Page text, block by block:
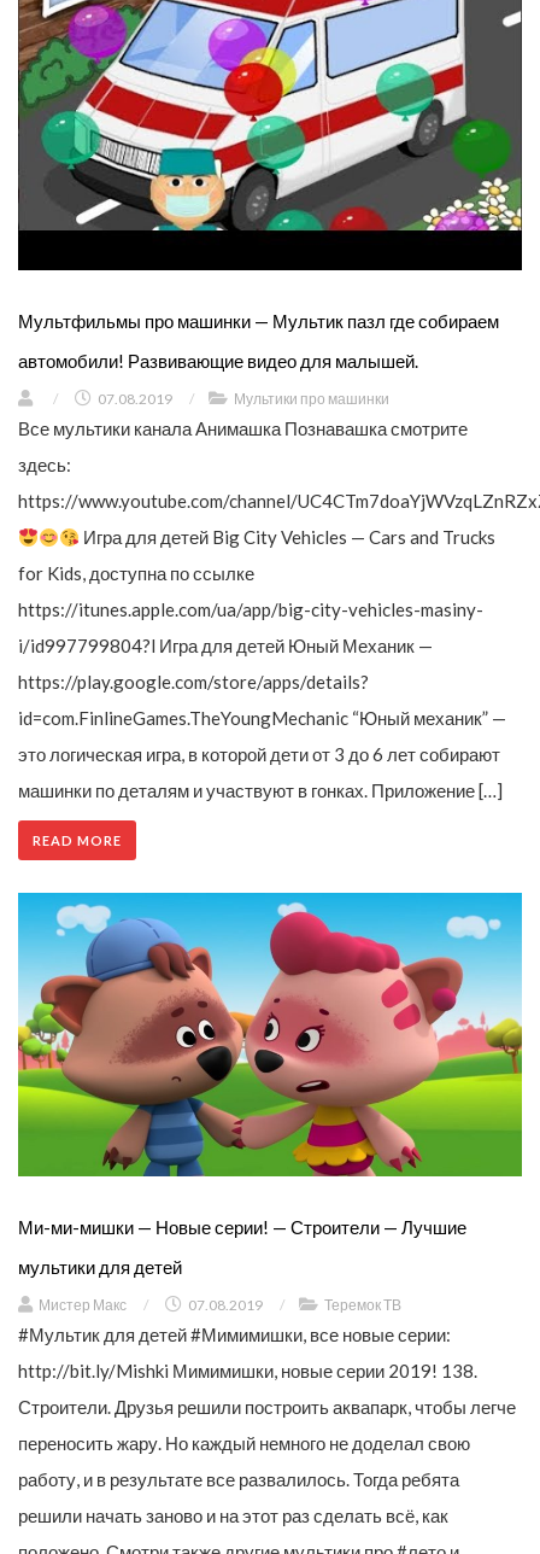
Мультфильмы про машинки — Мультик пазл где собираем
автомобили! Развивающие видео для малышей.
/ 07.08.2019 / Мультики про машинки
Все мультики канала Анимашка Познавашка смотрите
здесь:
https://www.youtube.com/channel/
Игра для детей Big City Vehicles — Cars and Trucks
for Kids, доступна по ссылке
https://itunes.apple.com/ua/app/big-city-vehicles-masiny-
i/id997799804?l Игра для детей Юный Механик —
https://play.google.com/store/apps/details?
id=com.FinlineGames.TheYoungMechanic “Юный механик” —
это логическая игра, в которой дети от 3 до 6 лет собирают
машинки по деталям и участвуют в гонках. Приложение […]
READ MORE
Ми-ми-мишки — Новые серии! — Строители — Лучшие
мультики для детей
Мистер Макс / 07.08.2019 / Теремок ТВ
#Мультик для детей #Мимимишки, все новые серии:
http://bit.ly/Mishki Мимимишки, новые серии 2019! 138.
Строители. Друзья решили построить аквапарк, чтобы легче
переносить жару. Но каждый немного не доделал свою
работу, и в результате все развалилось. Тогда ребята
решили начать заново и на этот раз сделать всё, как